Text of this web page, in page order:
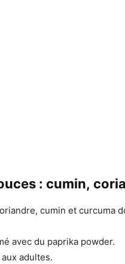
: cumin,
cumin et curcuma
avec du paprika powder.
adultes.